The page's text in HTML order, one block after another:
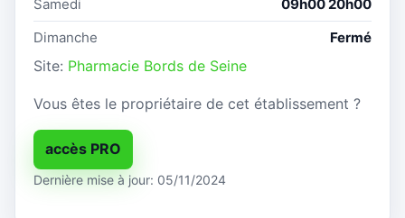
Samedi
09h00 20h00
Dimanche
Fermé
Site: Pharmacie Bords de Seine
Vous êtes le propriétaire de cet établissement ?
accès PRO
Dernière mise à jour: 05/11/2024